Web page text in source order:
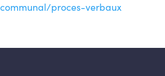
proces-verbaux